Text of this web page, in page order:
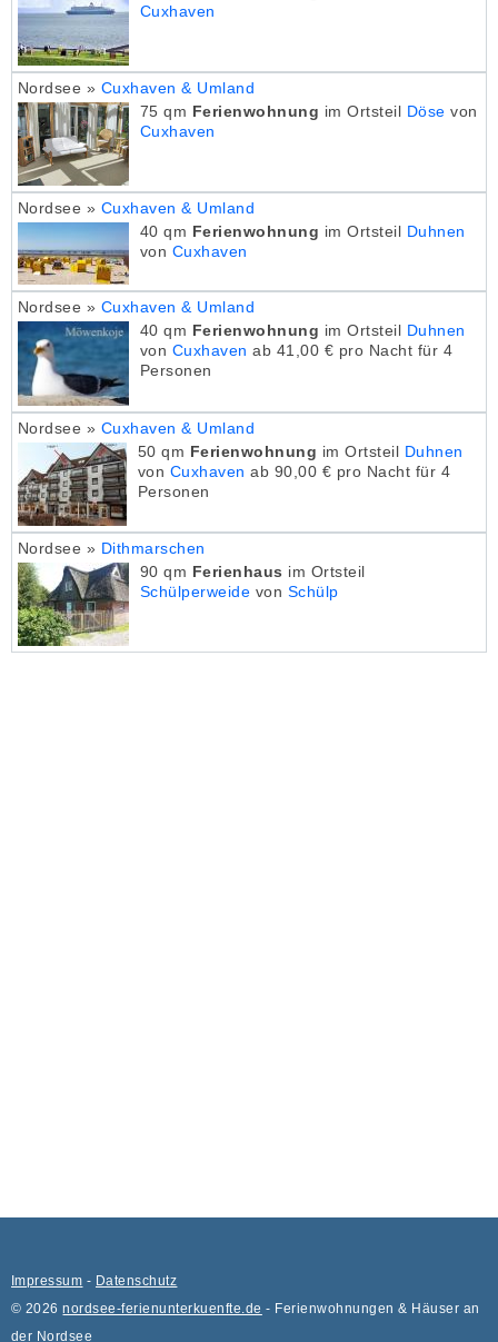
Cuxhaven
Nordsee » Cuxhaven & Umland
75 qm Ferienwohnung im Ortsteil Döse von
Cuxhaven
Nordsee » Cuxhaven & Umland
40 qm Ferienwohnung im Ortsteil
Duhnen
von Cuxhaven
Nordsee » Cuxhaven & Umland
40 qm Ferienwohnung im Ortsteil
Duhnen
von Cuxhaven ab 41,00 € pro Nacht für 4
Personen
Nordsee » Cuxhaven & Umland
50 qm Ferienwohnung im Ortsteil
Duhnen
von Cuxhaven ab 90,00 € pro Nacht für 4
Personen
Nordsee » Dithmarschen
90 qm Ferienhaus im Ortsteil
Schülperweide von Schülp
Impressum - Datenschutz
© 2026nordsee-ferienunterkuenfte.de - Ferienwohnungen & Häuser an
der Nordsee